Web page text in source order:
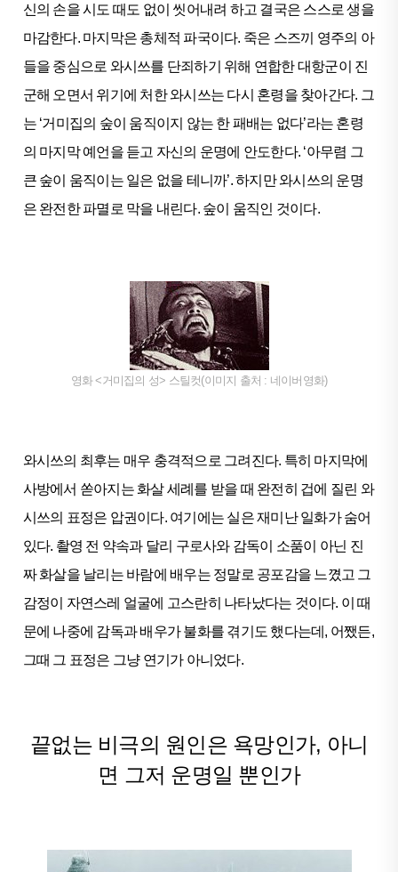
신의 손을 시도 때도 없이 씻어내려 하고 결국은 스스로 생을
마감한다. 마지막은 총체적 파국이다. 죽은 스즈끼 영주의 아
들을 중심으로 와시쓰를 단죄하기 위해 연합한 대항군이 진
군해 오면서 위기에 처한 와시쓰는 다시 혼령을 찾아간다. 그
는 ‘거미집의 숲이 움직이지 않는 한 패배는 없다’라는 혼령
의 마지막 예언을 듣고 자신의 운명에 안도한다. ‘아무렴 그
큰 숲이 움직이는 일은 없을 테니까’. 하지만 와시쓰의 운명
은 완전한 파멸로 막을 내린다. 숲이 움직인 것이다.
영화 <거미집의 성> 스틸컷(이미지 출처 : 네이버영화)
와시쓰의 최후는 매우 충격적으로 그려진다. 특히 마지막에
사방에서 쏟아지는 화살 세례를 받을 때 완전히 겁에 질린 와
시쓰의 표정은 압권이다. 여기에는 실은 재미난 일화가 숨어
있다. 촬영 전 약속과 달리 구로사와 감독이 소품이 아닌 진
짜 화살을 날리는 바람에 배우는 정말로 공포감을 느꼈고 그
감정이 자연스레 얼굴에 고스란히 나타났다는 것이다. 이 때
문에 나중에 감독과 배우가 불화를 겪기도 했다는데, 어쨌든,
그때 그 표정은 그냥 연기가 아니었다.
끝없는 비극의 원인은 욕망인가, 아니
면 그저 운명일 뿐인가